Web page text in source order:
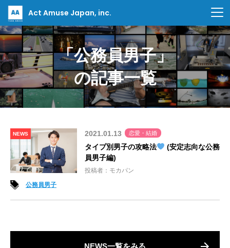
Act Amuse Japan, inc.
「公務員男子」
の記事一覧
NEWS 2021.01.13 恋愛・結婚
タイプ別男子の攻略法
(安定志向な公務
員男子編)
投稿者：モカパン
公務員男子
NEWS一覧をみる